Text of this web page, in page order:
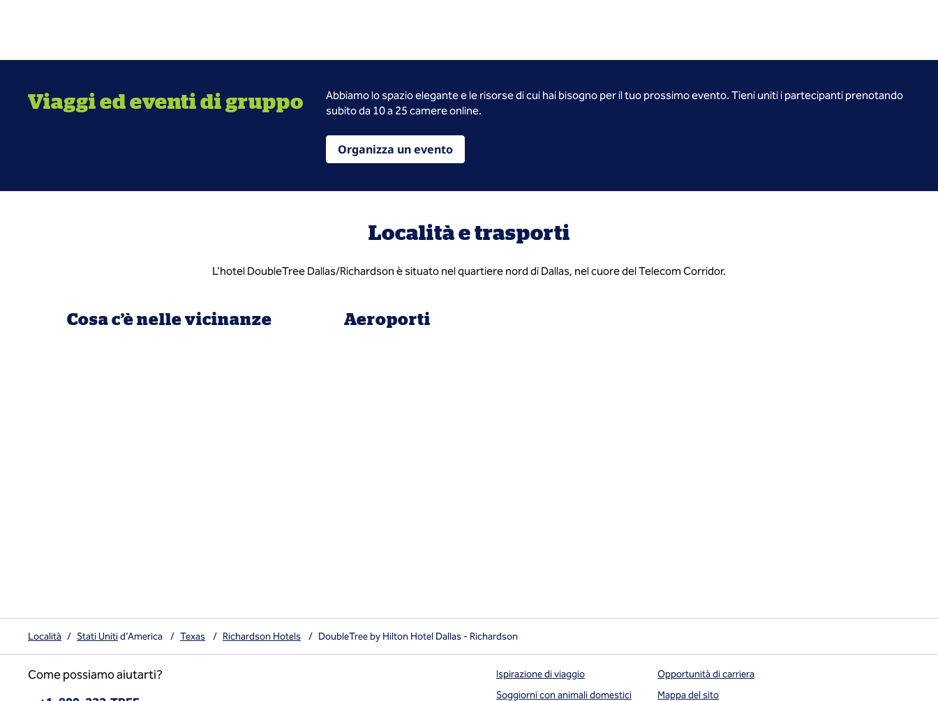
Viaggi ed eventi di gruppo
Abbiamo lo spazio elegante e le risorse di cui hai bisogno per il tuo prossimo evento. Tieni uniti i partecipanti prenotando
subito da 10 a 25 camere online.
Organizza un evento
Località e trasporti
L'hotel DoubleTree Dallas/Richardson è situato nel quartiere nord di Dallas, nel cuore del Telecom Corridor.
Cosa c’è nelle vicinanze Aeroporti
Località / Stati Unitid'America / Texas / Richardson Hotels / DoubleTree by Hilton Hotel Dallas - Richardson
Come possiamo aiutarti?
Ispirazione di viaggio
Soggiorni con animali domestici
Opportunità di carriera
Mappa del sito